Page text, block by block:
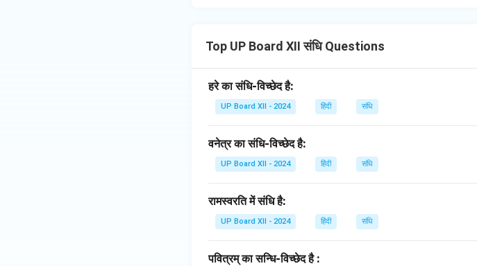
Top UP Board XII संधि Questions
हरे का संधि-विच्छेद है:
UP Board XII - 2024 हिंदी संधि
वनेत्र का संधि-विच्छेद है:
UP Board XII - 2024 हिंदी संधि
रामस्वरति में संधि है:
UP Board XII - 2024 हिंदी संधि
पवित्रम् का सन्धि-विच्छेद है :